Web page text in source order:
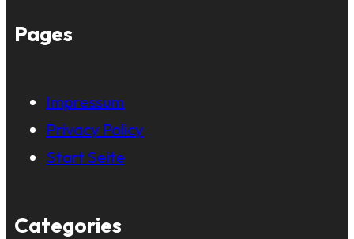
Pages
Impressum
Privacy Policy
Start Seite
Categories